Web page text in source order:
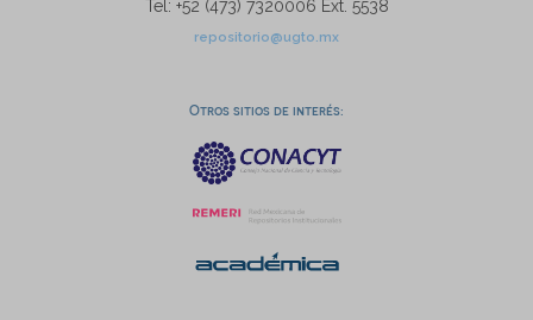
Tel: +52 (473) 7320006 Ext. 5538
repositorio@ugto.mx
Otros sitios de interés: